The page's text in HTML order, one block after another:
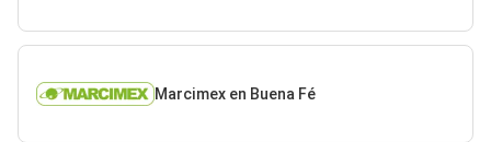
Marcimex en Buena Fé